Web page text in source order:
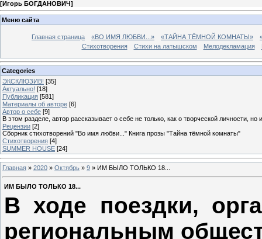
[Игорь БОГДАНОВИЧ]
Меню сайта
Главная страница «ВО ИМЯ ЛЮБВИ...» «ТАЙНА ТЁМНОЙ КОМНАТЫ»
Стихотворения
Стихи на латышском Мелодекламация
Categories
ЭКСКЛЮЗИВ! [35]
Актуально! [18]
Публикация [581]
Материалы об авторе [6]
Автор о себе [9]
В этом разделе, автор рассказывает о себе не только, как о творческой личности,
Рецензии [2]
Сборник стихотворений "Во имя любви..." Книга прозы "Тайна тёмной комнаты"
Стихотворения [4]
SUMMER HOUSE [24]
Главная » 2020 » Октябрь » 9 » ИМ БЫЛО ТОЛЬКО 18...
ИМ БЫЛО ТОЛЬКО 18...
В ходе поездки,
региональным